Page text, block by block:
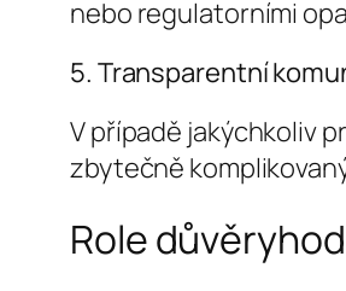
nebo regulatorními
5. Transparentní
V případě jakýchkoliv
zbytečně
Role